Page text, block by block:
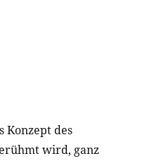
Konzept des
wird, ganz